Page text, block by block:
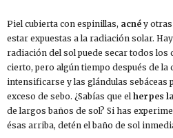
Piel cubierta con espinillas, acné y
estar expuestas a la radiación solar.
radiación del sol puede secar todos los
cierto, pero algún tiempo después de la
intensificarse y las glándulas sebáceas
exceso de sebo. ¿Sabías que el herpes
de largos baños de sol? Si has
ésas arriba, detén el baño de sol